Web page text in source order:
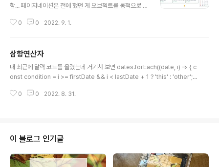
함... 페이지네이션은 전에 했던 게 오브젝트를 동적으로 생
는거라 버튼 렌더링/로직에서 막혔고 수정/삭제는 이따 보
으로 달력 위에 시계 마렵잖아요 Reference https://sti
ckode.tistory.com/124 [JavaScript] 디지털 시계 만
들기 자바스크립트을 활용하여 디지털 시계를 만들어보겠
드를 즐겨찾기 추가해주세요. 먼저 html 코드를 작성해봅
0 0 2022. 9. 1.
삼항연산자
내 최근에 달력 코드를 올렸는데 거기서 보면 dates.forEach((date, i) => { c
onst condition = i >= firstDate && i < lastDate + 1 ? 'this' : 'other';
구별할 때 나온다. 근데 이게 뭔 람다식인가 했더니 그건 아니고 삼항연산자래
도 두개다. 나누기는? 피제수 제수 두개다. 루트는? 두개다. 예? 루트가..
0 0 2022. 8. 31.
이 블로그 인기글